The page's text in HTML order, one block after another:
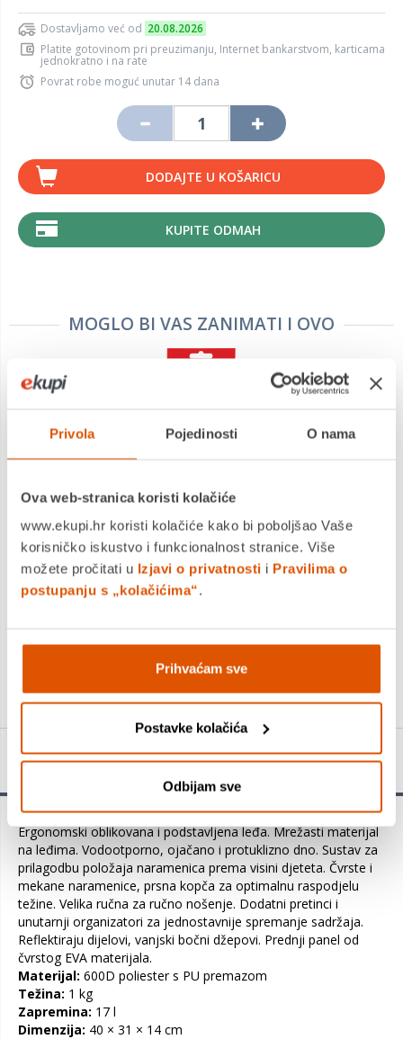
Privola Pojedinosti O nama
Ova web-stranica koristi kolačiće
www.ekupi.hr koristi kolačiće kako bi poboljšao Vaše
korisničko iskustvo i funkcionalnost stranice. Više
možete pročitati u Izjavi o privatnosti i Pravilima o
postupanju s „kolačićima“.
Prihvaćam sve
Postavke kolačića
Odbijam sve
Dostavljamo već od 20.08.2026
Platite gotovinom pri preuzimanju, Internet bankarstvom, karticama
jednokratno i na rate
Povrat robe moguć unutar 14 dana
DODAJTE U KOŠARICU
KUPITE ODMAH
MOGLO BI VAS ZANIMATI I OVO
Tempera 1/10, 12 ml, OPTIMA, alu tuba kartonska kutija
4,99 €
3,97 €
Detalji proizvoda
Ergonomski oblikovana i podstavljena leđa. Mrežasti materijal
na leđima. Vodootporno, ojačano i protuklizno dno. Sustav za
prilagodbu položaja naramenica prema visini djeteta. Čvrste i
mekane naramenice, prsna kopča za optimalnu raspodjelu
težine. Velika ručna za ručno nošenje. Dodatni pretinci i
unutarnji organizatori za jednostavnije spremanje sadržaja.
Reflektiraju dijelovi, vanjski bočni džepovi. Prednji panel od
čvrstog EVA materijala.
Materijal: 600D poliester s PU premazom
Težina: 1 kg
Zapremina: 17 l
Dimenzija: 40 × 31 × 14 cm